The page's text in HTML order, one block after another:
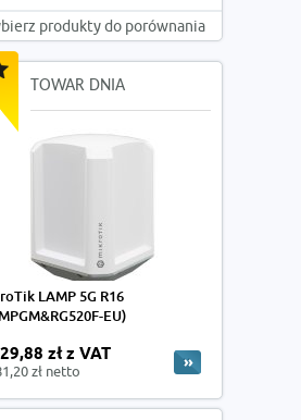
produkty do porównania
TOWAR DNIA
LAMP 5G R16
EU)
zł z VAT
zł netto